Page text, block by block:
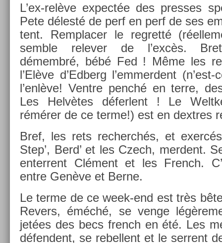
L’ex-relève ex­pectée des pre­sses
Pete délesté de perf en perf de ses
tent. Re­mplac­er le re­gretté
semble re­lev­er de l’excès.
démembré, bébé Fed ! Même les
l’Elève d’Ed­berg l’em­merdent
l’enlève! Ventre penché en terre,
Les Helvètes défer­lent ! Le
rémérer de ce terme!) est en de­xtres
Bref, les rets re­cherchés, et
Step’, Berd’ et les Czech, mer­dent.
en­ter­rent Clément et les French.
entre Genève et Berne.
Le terme de ce week-end est très
Re­v­ers, éméché, se venge
jetées des becs french en été. Les
défen­dent, se re­bel­lent et le ser­rent